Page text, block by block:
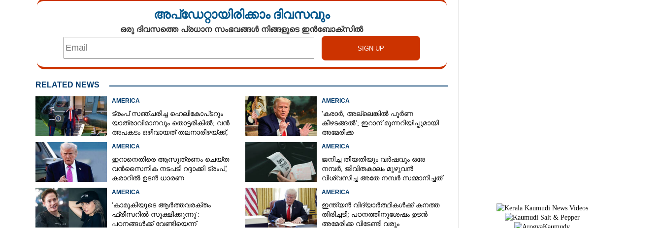
അപ്ഡേറ്റായിരിക്കാം ദിവസവും
ഒരു ദിവസത്തെ പ്രധാന സംഭവങ്ങൾ നിങ്ങളുടെ ഇൻബോക്സിൽ
RELATED NEWS
AMERICA
ട്രംപ് സഞ്ചരിച്ച ഹെലികോപ്‌ടറും
യാത്രാവിമാനവും തൊട്ടരികിൽ; വൻ
അപകടം ഒഴിവായത് തലനാരിഴയ്‌ക്ക്,
AMERICA
'കരാർ, അല്ലെങ്കിൽ പൂർണ
കീഴടങ്ങൽ'; ഇറാന് മുന്നറിയിപ്പുമായി
അമേരിക്ക
AMERICA
ഇറാനെതിരെ ആസൂത്രണം ചെയ്‌ത
വൻസൈനിക നടപടി റദ്ദാക്കി ട്രംപ്;
കരാറിൽ ഉടൻ ധാരണ
AMERICA
ജനിച്ച തീയതിയും വർഷവും ഒരേ
നമ്പർ, ജീവിതകാലം മുഴുവൻ
വിശ്വസിച്ച അതേ നമ്പർ സമ്മാനിച്ചത്
AMERICA
'കാമുകിയുടെ ആർത്തവരക്തം
ഫ്രീസറിൽ സൂക്ഷിക്കുന്നു':
പഠനങ്ങൾക്ക് വേണ്ടിയെന്ന്
AMERICA
ഇന്ത്യൻ വിദ്യാർത്ഥികൾക്ക് കനത്ത
തിരിച്ചടി; പഠനത്തിനുശേഷം ഉടൻ
അമേരിക്ക വിടേണ്ടി വരും
Share this link